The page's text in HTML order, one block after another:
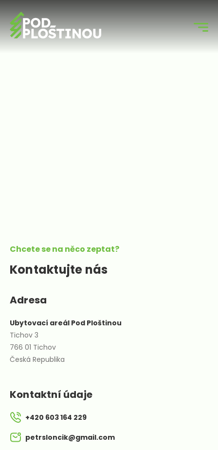
Chcete se na něco zeptat?
Kontaktujte nás
Adresa
Ubytovací areál Pod Ploštinou
Tichov 3
766 01 Tichov
Česká Republika
Kontaktní údaje
+420 603 164 229
petrsloncik@gmail.com